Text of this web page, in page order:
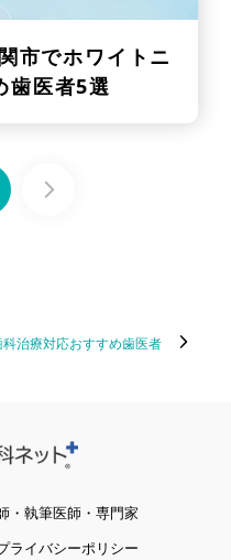
市でホワイトニ
歯医者5選
治療対応おすすめ歯医者
・執筆医師・専門家
ライバシーポリシー